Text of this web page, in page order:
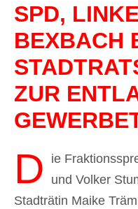
SPD,
BEXBACH
UR
D
ie
und Volker
Stadträtin Maike